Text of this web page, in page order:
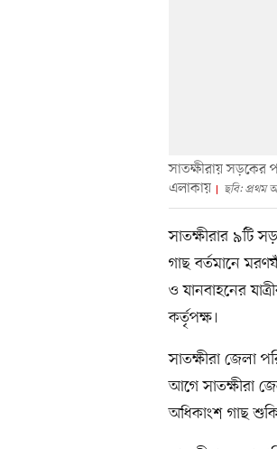
সাতক্ষীরায় সড়কের
এলাকায়
ছবি: প্রথম
সাতক্ষীরার ৯টি
গাছ বর্তমানে
ও যানবাহনের
কর্তৃপক্ষ।
সাতক্ষীরা জেলা
আগে সাতক্ষীরা
অধিকাংশ গাছ